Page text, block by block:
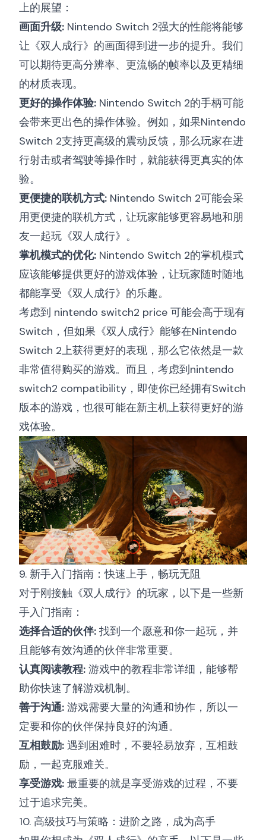
上的展望：
画面升级: Nintendo Switch 2强大的性能将能够
让《双人成行》的画面得到进一步的提升。我们
可以期待更高分辨率、更流畅的帧率以及更精细
的材质表现。
更好的操作体验: Nintendo Switch 2的手柄可能
会带来更出色的操作体验。例如，如果Nintendo
Switch 2支持更高级的震动反馈，那么玩家在进
行射击或者驾驶等操作时，就能获得更真实的体
验。
更便捷的联机方式: Nintendo Switch 2可能会采
用更便捷的联机方式，让玩家能够更容易地和朋
友一起玩《双人成行》。
掌机模式的优化: Nintendo Switch 2的掌机模式
应该能够提供更好的游戏体验，让玩家随时随地
都能享受《双人成行》的乐趣。
考虑到 nintendo switch2 price 可能会高于现有
Switch，但如果《双人成行》能够在Nintendo
Switch 2上获得更好的表现，那么它依然是一款
非常值得购买的游戏。而且，考虑到nintendo
switch2 compatibility ，即使你已经拥有Switch
版本的游戏，也很可能在新主机上获得更好的游
戏体验。
9. 新手入门指南：快速上手，畅玩无阻
对于刚接触《双人成行》的玩家，以下是一些新
手入门指南：
选择合适的伙伴: 找到一个愿意和你一起玩，并
且能够有效沟通的伙伴非常重要。
认真阅读教程: 游戏中的教程非常详细，能够帮
助你快速了解游戏机制。
善于沟通: 游戏需要大量的沟通和协作，所以一
定要和你的伙伴保持良好的沟通。
互相鼓励: 遇到困难时，不要轻易放弃，互相鼓
励，一起克服难关。
享受游戏: 最重要的就是享受游戏的过程，不要
过于追求完美。
10. 高级技巧与策略：进阶之路，成为高手